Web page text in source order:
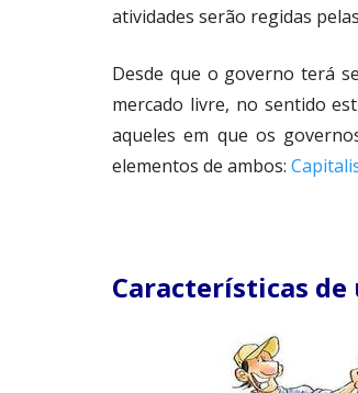
atividades serão regidas
Desde que o governo terá
mercado livre, no sentido
aqueles em que os
elementos de ambos:
Características de